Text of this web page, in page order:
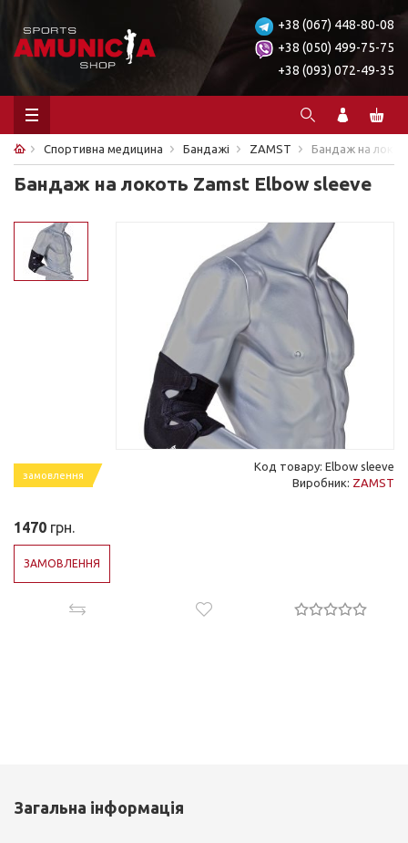
+38 (067) 448-80-08
+38 (050) 499-75-75
+38 (093) 072-49-35
Спортивна медицина Бандажі ZAMST Бандаж на
Бандаж на локоть Zamst Elbow sleeve
замовлення
Код товару: Elbow sleeve
Виробник: ZAMST
1470 грн.
ЗАМОВЛЕННЯ
Загальна інформація